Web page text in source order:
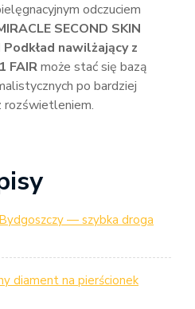
odczuciem
SECOND SKIN
nawilżający z
FAIRmoże stać się bazą
po bardziej
rozświetleniem.
— szybka droga
diament na pierścionek